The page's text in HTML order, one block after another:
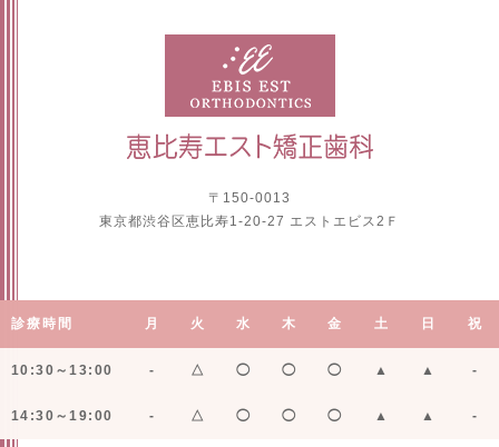
〒150-0013
東京都渋谷区恵比寿1-20-27 エストエビス2Ｆ
診療時間 月 火 水 木 金 土 日 祝
10:30～13:00 - △ ◯ ◯ ◯ ▲ ▲ -
14:30～19:00 - △ ◯ ◯ ◯ ▲ ▲ -